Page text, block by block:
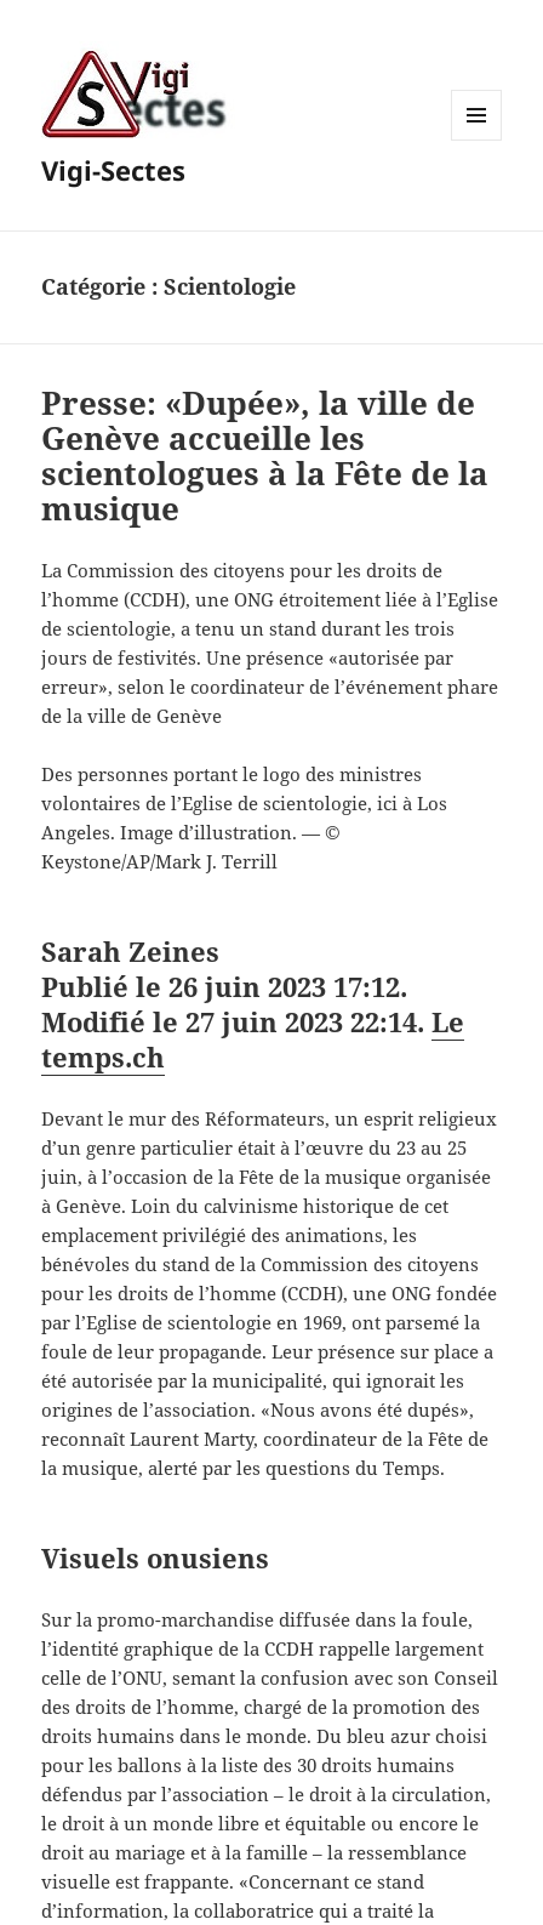
Vigi-Sectes
Catégorie :Scientologie
Presse: «Dupée», la ville de
Genève accueille les
scientologues à la Fête de la
musique
La Commission des citoyens pour les droits de
l’homme (CCDH), une ONG étroitement liée à l’Eglise
de scientologie, a tenu un stand durant les trois
jours de festivités. Une présence «autorisée par
erreur», selon le coordinateur de l’événement phare
de la ville de Genève
Des personnes portant le logo des ministres
volontaires de l’Eglise de scientologie, ici à Los
Angeles. Image d’illustration. — ©
Keystone/AP/Mark J. Terrill
Sarah Zeines
Publié le 26 juin 2023 17:12.
Modifié le 27 juin 2023 22:14.Le
temps.ch
Devant le mur des Réformateurs, un esprit religieux
d’un genre particulier était à l’œuvre du 23 au 25
juin, à l’occasion de la Fête de la musique organisée
à Genève. Loin du calvinisme historique de cet
emplacement privilégié des animations, les
bénévoles du stand de la Commission des citoyens
pour les droits de l’homme (CCDH), une ONG fondée
par l’Eglise de scientologie en 1969, ont parsemé la
foule de leur propagande. Leur présence sur place a
été autorisée par la municipalité, qui ignorait les
origines de l’association. «Nous avons été dupés»,
reconnaît Laurent Marty, coordinateur de la Fête de
la musique, alerté par les questions du Temps.
Visuels onusiens
Sur la promo-marchandise diffusée dans la foule,
l’identité graphique de la CCDH rappelle largement
celle de l’ONU, semant la confusion avec son Conseil
des droits de l’homme, chargé de la promotion des
droits humains dans le monde. Du bleu azur choisi
pour les ballons à la liste des 30 droits humains
défendus par l’association – le droit à la circulation,
le droit à un monde libre et équitable ou encore le
droit au mariage et à la famille – la ressemblance
visuelle est frappante. «Concernant ce stand
d’information, la collaboratrice qui a traité la